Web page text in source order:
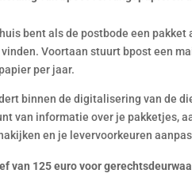
bent als de postbode een
Voortaan stuurt bpost een
per jaar.
binnen de digitalisering van de
van informatie over je pakketjes,
en je levervoorkeuren
van 125 euro voor